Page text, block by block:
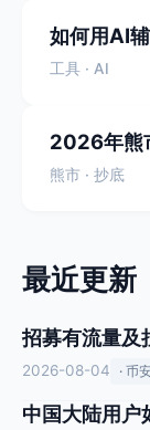
如何用AI
工具 · AI
2026年熊
熊市 · 抄底
最近更新
招募有流量及
2026-08-04 · 币
中国大陆用户